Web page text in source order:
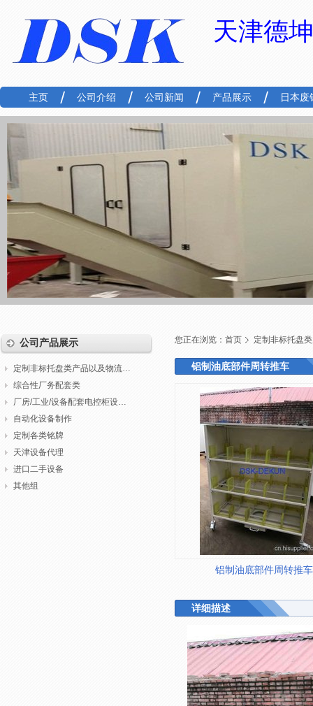
天津德
主页 公司介绍 公司新闻 产品展示 日本废
公司产品展示
定制非标托盘类产品以及物流包装
综合性厂务配套类
厂房/工业/设备配套电控柜设计制作调试
自动化设备制作
定制各类铭牌
天津设备代理
进口二手设备
其他组
您正在浏览： 首页 定制非标托盘
铝制油底部件周转推车
铝制油底部件周转推车
详细描述